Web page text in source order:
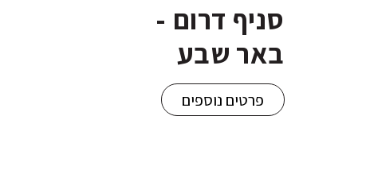
סניף דרום -
באר שבע
פרטים נוספים